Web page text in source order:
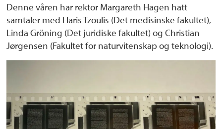
Denne våren har rektor Margareth Hagen hatt
samtaler med Haris Tzoulis (Det medisinske fakultet),
Linda Gröning (Det juridiske fakultet) og Christian
Jørgensen (Fakultet for naturvitenskap og teknologi).